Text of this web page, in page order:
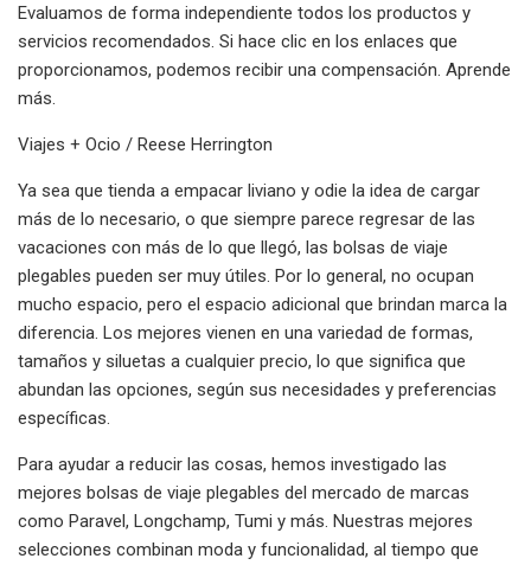
Evaluamos de forma independiente todos los productos y
servicios recomendados. Si hace clic en los enlaces que
proporcionamos, podemos recibir una compensación. Aprende
más.
Viajes + Ocio / Reese Herrington
Ya sea que tienda a empacar liviano y odie la idea de cargar
más de lo necesario, o que siempre parece regresar de las
vacaciones con más de lo que llegó, las bolsas de viaje
plegables pueden ser muy útiles. Por lo general, no ocupan
mucho espacio, pero el espacio adicional que brindan marca la
diferencia. Los mejores vienen en una variedad de formas,
tamaños y siluetas a cualquier precio, lo que significa que
abundan las opciones, según sus necesidades y preferencias
específicas.
Para ayudar a reducir las cosas, hemos investigado las
mejores bolsas de viaje plegables del mercado de marcas
como Paravel, Longchamp, Tumi y más. Nuestras mejores
selecciones combinan moda y funcionalidad, al tiempo que